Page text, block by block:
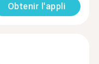
Obtenir l'appli